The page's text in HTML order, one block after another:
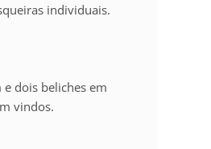
individuais.
dois beliches em
vindos.